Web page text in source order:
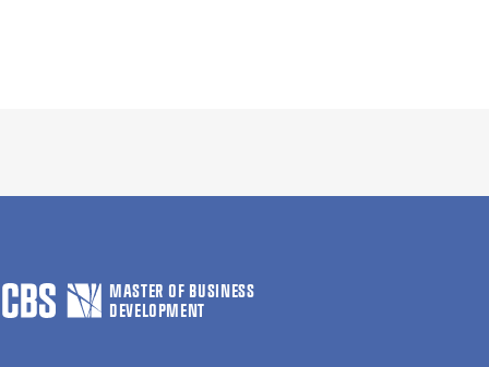
MASTER OF BUSINESS
DEVELOPMENT